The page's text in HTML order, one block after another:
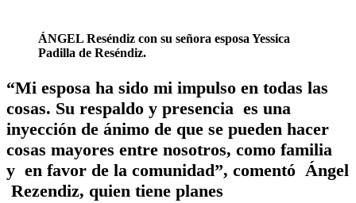
ÁNGEL Reséndiz con su señora esposa Yessica
Padilla de Reséndiz.
“Mi esposa ha sido mi impulso en todas las
cosas. Su respaldo y presencia es una
inyección de ánimo de que se pueden hacer
cosas mayores entre nosotros, como familia
y en favor de la comunidad”, comentó Ángel
Rezendiz, quien tiene planes